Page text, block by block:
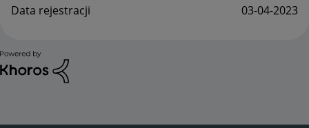
Data rejestracji
‎03-04-2023